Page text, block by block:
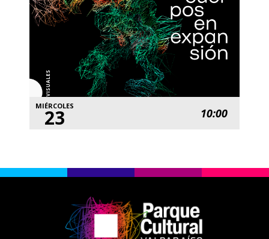
MIÉRCOLES
23 10:00